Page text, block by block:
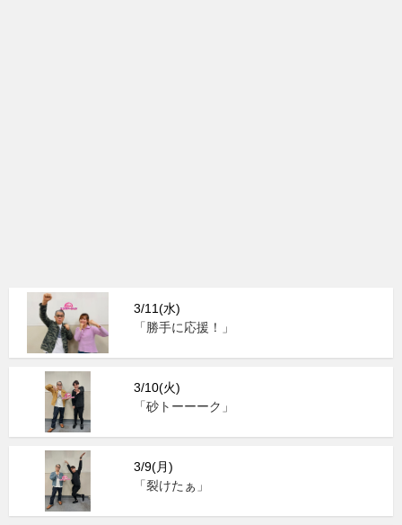
3/11(水)
「勝手に応援！」
3/10(火)
「砂トーーーク」
3/9(月)
「裂けたぁ」